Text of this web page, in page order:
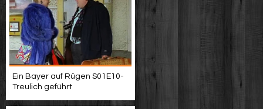
Ein Bayer auf Rügen S01E10-
Treulich geführt